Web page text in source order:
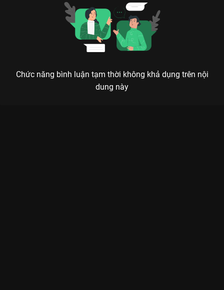
Chức năng bình luận tạm thời không khả dụng trên nội
dung này